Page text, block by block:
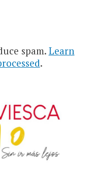
spam. Learn
.